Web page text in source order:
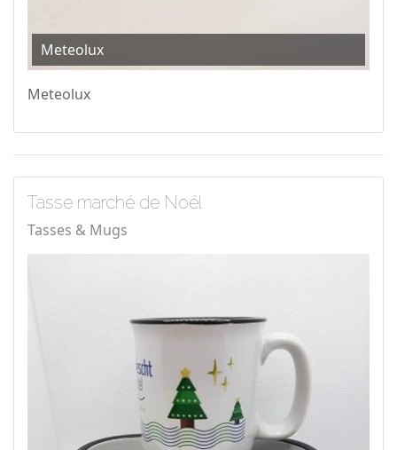
Meteolux
Meteolux
Tasse marché de Noël
Tasses & Mugs